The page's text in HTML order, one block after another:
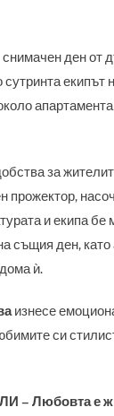
ден от
сутринта екипът
за
и екипа бе
същия ден,
ѝ.
изнесе
си
– Любовта е